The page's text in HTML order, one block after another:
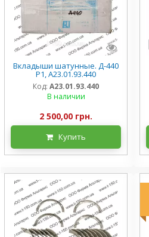
Вкладыши шатунные. Д-440
Р1, А23.01.93.440
Код: А23.01.93.440
В наличии
2 500,00 грн.
Купить